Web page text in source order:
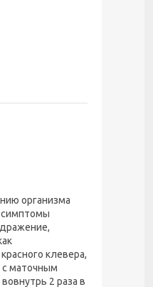
организма
симптомы
клевера,
с маточным
2 раза в